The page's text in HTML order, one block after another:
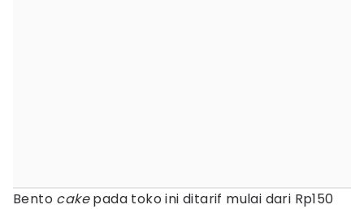
Bento cakepada toko ini ditarif mulai dari Rp150